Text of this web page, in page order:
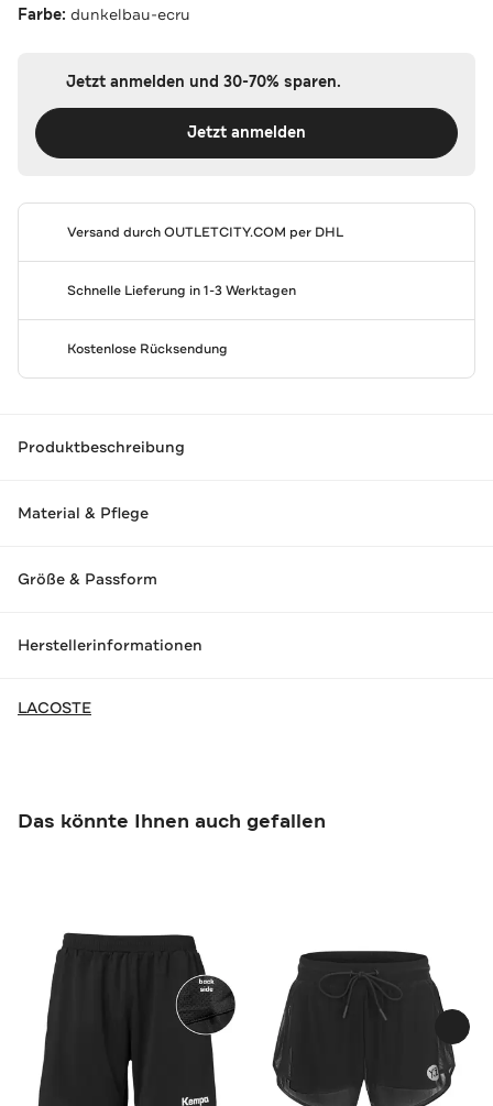
Farbe: dunkelbau-ecru
Jetzt anmelden und 30-70% sparen.
Jetzt anmelden
Versand durchOUTLETCITY.COM per DHL
Schnelle Lieferung in 1-3 Werktagen
Kostenlose Rücksendung
Produktbeschreibung
Material & Pflege
Größe & Passform
Herstellerinformationen
LACOSTE
Das könnte Ihnen auch gefallen